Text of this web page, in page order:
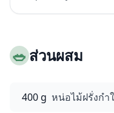
🥗ส่วนผสม
400 g หน่อไม้ฝรั่งกำ